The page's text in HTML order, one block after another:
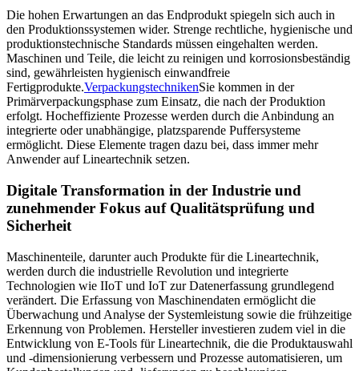
Die hohen Erwartungen an das Endprodukt spiegeln sich auch in
den Produktionssystemen wider. Strenge rechtliche, hygienische und
produktionstechnische Standards müssen eingehalten werden.
Maschinen und Teile, die leicht zu reinigen und korrosionsbeständig
sind, gewährleisten hygienisch einwandfreie
Fertigprodukte.VerpackungstechnikenSie kommen in der
Primärverpackungsphase zum Einsatz, die nach der Produktion
erfolgt. Hocheffiziente Prozesse werden durch die Anbindung an
integrierte oder unabhängige, platzsparende Puffersysteme
ermöglicht. Diese Elemente tragen dazu bei, dass immer mehr
Anwender auf Lineartechnik setzen.
Digitale Transformation in der Industrie und
zunehmender Fokus auf Qualitätsprüfung und
Sicherheit
Maschinenteile, darunter auch Produkte für die Lineartechnik,
werden durch die industrielle Revolution und integrierte
Technologien wie IIoT und IoT zur Datenerfassung grundlegend
verändert. Die Erfassung von Maschinendaten ermöglicht die
Überwachung und Analyse der Systemleistung sowie die frühzeitige
Erkennung von Problemen. Hersteller investieren zudem viel in die
Entwicklung von E-Tools für Lineartechnik, die die Produktauswahl
und -dimensionierung verbessern und Prozesse automatisieren, um